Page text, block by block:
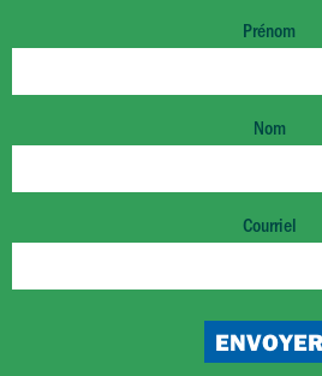
Prénom
Nom
Courriel